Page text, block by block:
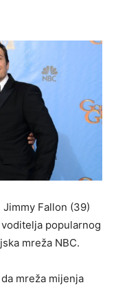
Fallon (39)
popularnog
mreža NBC.
mreža mijenja